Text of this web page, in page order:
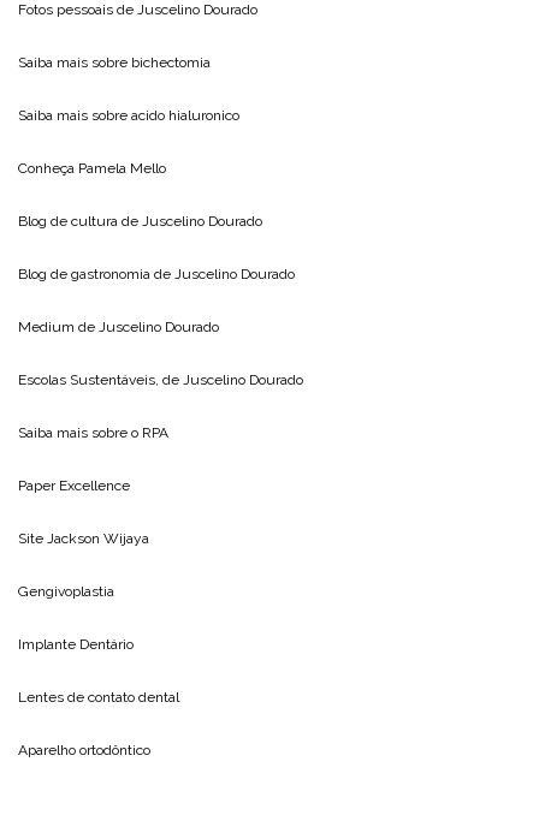
Fotos pessoais de Juscelino Dourado
Saiba mais sobre bichectomia
Saiba mais sobre acido hialuronico
Conheça Pamela Mello
Blog de cultura de Juscelino Dourado
Blog de gastronomia de Juscelino Dourado
Medium de Juscelino Dourado
Escolas Sustentáveis, de Juscelino Dourado
Saiba mais sobre o RPA
Paper Excellence
Site Jackson Wijaya
Gengivoplastia
Implante Dentário
Lentes de contato dental
Aparelho ortodôntico